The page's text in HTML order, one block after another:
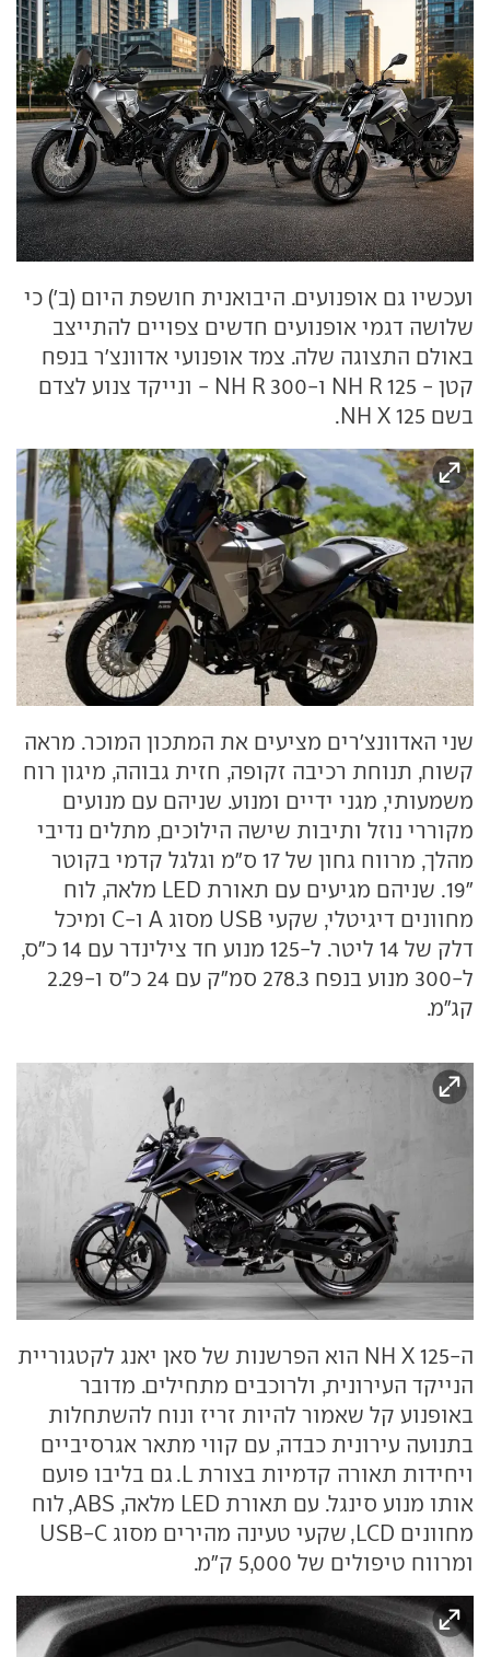
ועכשיו גם אופנועים. היבואנית חושפת היום (ב') כי
שלושה דגמי אופנועים חדשים צפויים להתייצב
באולם התצוגה שלה. צמד אופנועי אדוונצ'ר בנפח
קטן - NH R 125 ו-NH R 300 - ונייקד צנוע לצדם
בשם NH X 125.
שני האדוונצ'רים מציעים את המתכון המוכר. מראה
קשוח, תנוחת רכיבה זקופה, חזית גבוהה, מיגון רוח
משמעותי, מגני ידיים ומנוע. שניהם עם מנועים
מקוררי נוזל ותיבות שישה הילוכים, מתלים נדיבי
מהלך, מרווח גחון של 17 ס"מ וגלגל קדמי בקוטר
"19. שניהם מגיעים עם תאורת LED מלאה, לוח
מחוונים דיגיטלי, שקעי USB מסוג A ו-C ומיכל
דלק של 14 ליטר. ל-125 מנוע חד צילינדר עם 14 כ"ס,
ל-300 מנוע בנפח 278.3 סמ"ק עם 24 כ"ס ו-2.29
קג״מ.
ה-NH X 125 הוא הפרשנות של סאן יאנג לקטגוריית
הנייקד העירונית, ולרוכבים מתחילים. מדובר
באופנוע קל שאמור להיות זריז ונוח להשתחלות
בתנועה עירונית כבדה, עם קווי מתאר אגרסיביים
ויחידות תאורה קדמיות בצורת L. גם בליבו פועם
אותו מנוע סינגל. עם תאורת LED מלאה, ABS, לוח
מחוונים LCD, שקעי טעינה מהירים מסוג USB-C
ומרווח טיפולים של 5,000 ק"מ.